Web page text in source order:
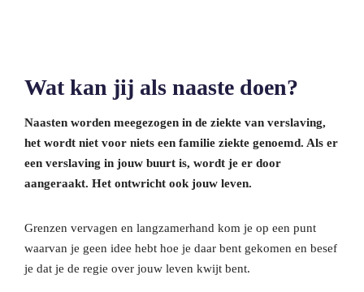
Wat kan jij als naaste doen?
Naasten worden meegezogen in de ziekte van verslaving,
het wordt niet voor niets een familie ziekte genoemd. Als er
een verslaving in jouw buurt is, wordt je er door
aangeraakt. Het ontwricht ook jouw leven.
Grenzen vervagen en langzamerhand kom je op een punt
waarvan je geen idee hebt hoe je daar bent gekomen en besef
je dat je de regie over jouw leven kwijt bent.